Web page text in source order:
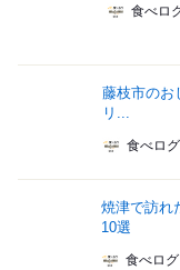
食べロ
藤枝市のお
リ...
食べロ
焼津で訪れ
10選
食べロ